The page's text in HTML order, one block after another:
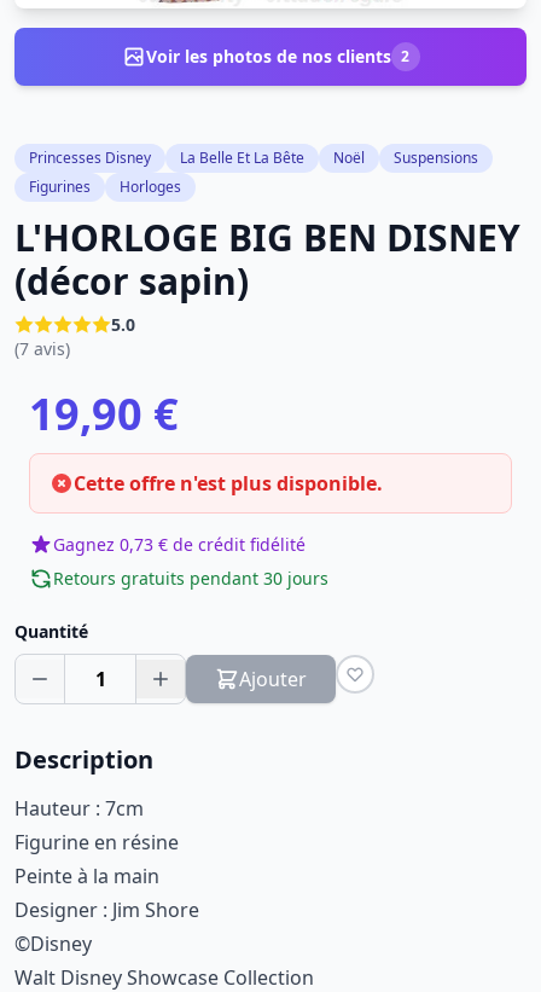
Voir les photos de nos clients 2
Princesses Disney La Belle Et La Bête Noël
Suspensions
Figurines
Horloges
L'HORLOGE BIG BEN DISNEY
(décor sapin)
5.0
(7 avis)
19,90 €
Cette offre n'est plus disponible.
Gagnez 0,73 € de crédit fidélité
Retours gratuits pendant 30 jours
Quantité
1 Ajouter
Description
Hauteur : 7cm
Figurine en résine
Peinte à la main
Designer : Jim Shore
©Disney
Walt Disney Showcase Collection